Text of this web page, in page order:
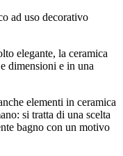
ad uso decorativo
elegante, la ceramica
dimensioni e in una
elementi in ceramica
si tratta di una scelta
bagno con un motivo